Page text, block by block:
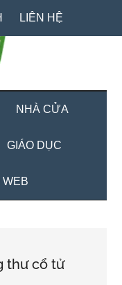
LIÊN HỆ
NHÀ CỬA
GIÁO DỤC
WEB
thư cổ tử